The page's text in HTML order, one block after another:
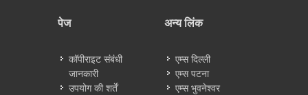
पेज
कॉपीराइट संबंधी
जानकारी
उपयोग की शर्तें
अन्य लिंक
एम्स दिल्ली
एम्स पटना
एम्स भुवनेश्वर